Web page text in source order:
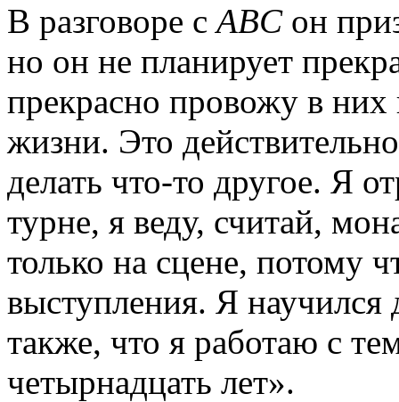
В разговоре с ABCон
но он не планирует
прекрасно провожу в них
жизни. Это
делать что-то другое. Я
турне, я веду, считай,
только на сцене, потому
выступления. Я научился
также, что я работаю с
четырнадцать лет».